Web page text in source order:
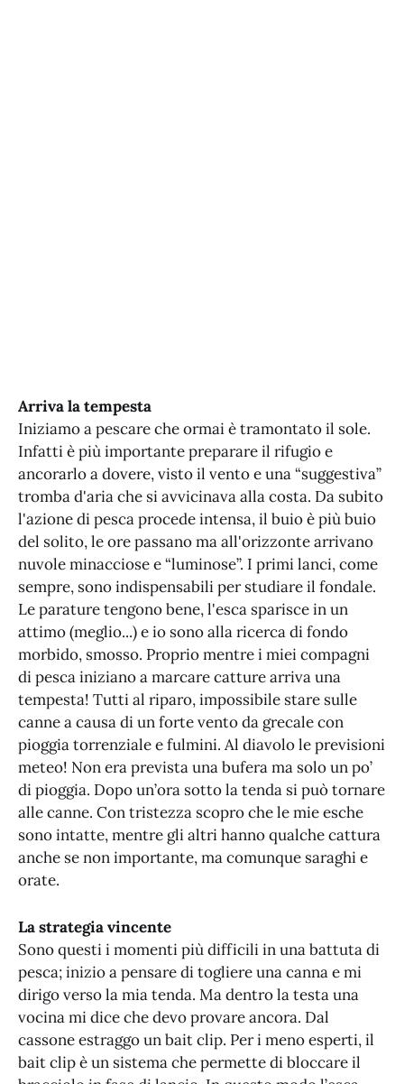
Arriva la tempesta
Iniziamo a pescare che ormai è tramontato il sole.
Infatti è più importante preparare il rifugio e
ancorarlo a dovere, visto il vento e una “suggestiva”
tromba d'aria che si avvicinava alla costa. Da subito
l'azione di pesca procede intensa, il buio è più buio
del solito, le ore passano ma all'orizzonte arrivano
nuvole minacciose e “luminose”. I primi lanci, come
sempre, sono indispensabili per studiare il fondale.
Le parature tengono bene, l'esca sparisce in un
attimo (meglio...) e io sono alla ricerca di fondo
morbido, smosso. Proprio mentre i miei compagni
di pesca iniziano a marcare catture arriva una
tempesta! Tutti al riparo, impossibile stare sulle
canne a causa di un forte vento da grecale con
pioggia torrenziale e fulmini. Al diavolo le previsioni
meteo! Non era prevista una bufera ma solo un po’
di pioggia. Dopo un’ora sotto la tenda si può tornare
alle canne. Con tristezza scopro che le mie esche
sono intatte, mentre gli altri hanno qualche cattura
anche se non importante, ma comunque saraghi e
orate.
La strategia vincente
Sono questi i momenti più difficili in una battuta di
pesca; inizio a pensare di togliere una canna e mi
dirigo verso la mia tenda. Ma dentro la testa una
vocina mi dice che devo provare ancora. Dal
cassone estraggo un bait clip. Per i meno esperti, il
bait clip è un sistema che permette di bloccare il